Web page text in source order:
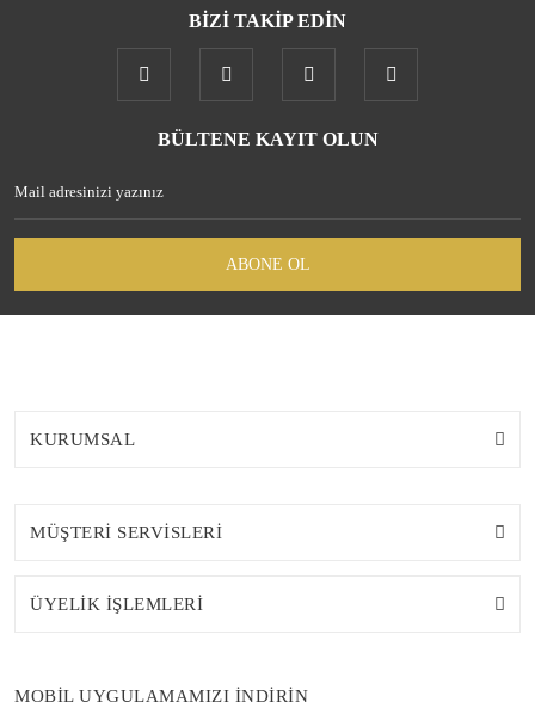
Gönder
BİZİ TAKİP EDİN
BÜLTENE KAYIT OLUN
ABONE OL
KURUMSAL
MÜŞTERİ SERVİSLERİ
ÜYELİK İŞLEMLERİ
MOBİL UYGULAMAMIZI İNDİRİN